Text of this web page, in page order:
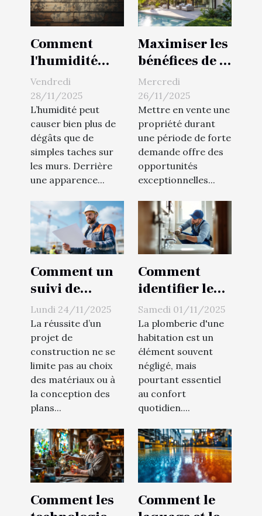
Comment
l'humidité
affecte-t-elle
la structure
de votre
maison ?
Vendredi
28/11/2025
L’humidité peut
causer bien plus de
dégâts que de
simples taches sur
les murs. Derrière
une apparence...
Maximiser les
bénéfices de la
vente de votre
propriété en
période de
haute
demande
Mercredi
26/11/2025
Mettre en vente une
propriété durant
une période de forte
demande offre des
opportunités
exceptionnelles...
Comment un
suivi de
chantier
efficace
assure la
réussite de
votre
construction
?
Lundi 24/11/2025
La réussite d’un
projet de
construction ne se
limite pas au choix
des matériaux ou à
la conception des
plans...
Comment
identifier le
bon moment
pour une
rénovation de
plomberie ?
Samedi 01/11/2025
La plomberie d'une
habitation est un
élément souvent
négligé, mais
pourtant essentiel
au confort
quotidien....
Comment les
Comment le